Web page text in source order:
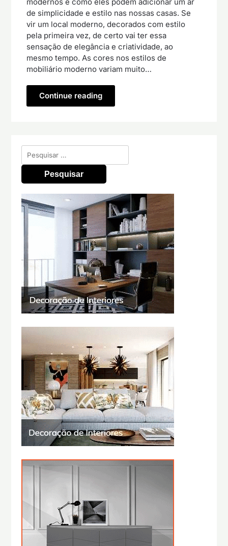
de simplicidade e estilo nas nossas casas. Se
vir um local moderno, decorados com estilo
pela primeira vez, de certo vai ter essa
sensação de elegância e criatividade, ao
mesmo tempo. As cores nos estilos de
mobiliário moderno variam muito…
Continue reading
Pesquisar
por: